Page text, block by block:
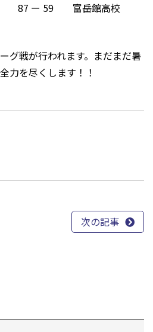
校 87 ー 59 富岳館高校
グ戦が行われます。まだまだ暑
力を尽くします！！
次の記事